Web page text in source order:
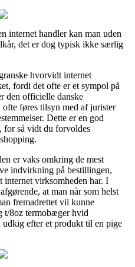
internet handler kan man uden
det er dog typisk ikke særlig
hvorvidt internet
fordi det ofte er et sympol på
den officielle danske
føres tilsyn med af jurister
Dette er en god
for så vidt du forvoldes
er vaks omkring de mest
indvirkning på bestillingen,
internet virksomheden har. I
at man når som helst
fremadrettet vil kunne
t/8oz termobæger hvid
udkig efter et produkt til en pige